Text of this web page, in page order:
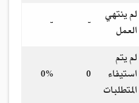
لم ينتهي
العمل -
-
لم يتم
استيفاء
المتطلبات
0
0%